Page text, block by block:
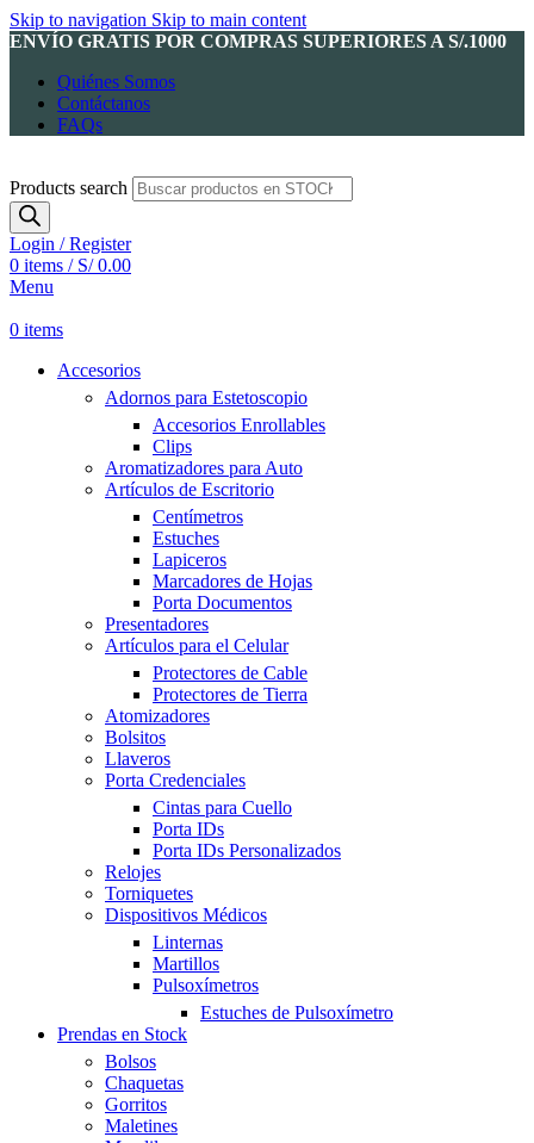
Skip to navigation Skip to main content
ENVÍO GRATIS POR COMPRAS SUPERIORES A S/.1000
Quiénes Somos
Contáctanos
FAQs
Products search
Login / Register
0 items / S/0.00
Menu
0 items
Accesorios
Adornos para Estetoscopio
Accesorios Enrollables
Clips
Aromatizadores para Auto
Artículos de Escritorio
Centímetros
Estuches
Lapiceros
Marcadores de Hojas
Porta Documentos
Presentadores
Artículos para el Celular
Protectores de Cable
Protectores de Tierra
Atomizadores
Bolsitos
Llaveros
Porta Credenciales
Cintas para Cuello
Porta IDs
Porta IDs Personalizados
Relojes
Torniquetes
Dispositivos Médicos
Linternas
Martillos
Pulsoxímetros
Estuches de Pulsoxímetro
Prendas en Stock
Bolsos
Chaquetas
Gorritos
Maletines